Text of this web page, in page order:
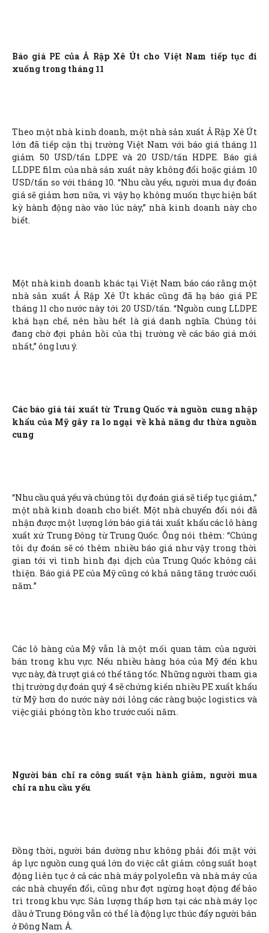
Báo giá PE của Ả Rập Xê Út cho Việt Nam tiếp tục đi
xuống trong tháng 11
Theo một nhà kinh doanh, một nhà sản xuất Ả Rập Xê Út
lớn đã tiếp cận thị trường Việt Nam với báo giá tháng 11
giảm 50 USD/tấn LDPE và 20 USD/tấn HDPE. Báo giá
LLDPE film của nhà sản xuất này không đổi hoặc giảm 10
USD/tấn so với tháng 10. “Nhu cầu yếu, người mua dự đoán
giá sẽ giảm hơn nữa, vì vậy họ không muốn thực hiện bất
kỳ hành động nào vào lúc này,” nhà kinh doanh này cho
biết.
Một nhà kinh doanh khác tại Việt Nam báo cáo rằng một
nhà sản xuất Ả Rập Xê Út khác cũng đã hạ báo giá PE
tháng 11 cho nước này tới 20 USD/tấn. “Nguồn cung LLDPE
khá hạn chế, nên hầu hết là giá danh nghĩa. Chúng tôi
đang chờ đợi phản hồi của thị trường về các báo giá mới
nhất,” ông lưu ý.
Các báo giá tái xuất từ Trung Quốc và nguồn cung nhập
khẩu của Mỹ gây ra lo ngại về khả năng dư thừa nguồn
cung
“Nhu cầu quá yếu và chúng tôi dự đoán giá sẽ tiếp tục giảm,”
một nhà kinh doanh cho biết. Một nhà chuyển đổi nói đã
nhận được một lượng lớn báo giá tái xuất khẩu các lô hàng
xuất xứ Trung Đông từ Trung Quốc. Ông nói thêm: “Chúng
tôi dự đoán sẽ có thêm nhiều báo giá như vậy trong thời
gian tới vì tình hình đại dịch của Trung Quốc không cải
thiện. Báo giá PE của Mỹ cũng có khả năng tăng trước cuối
năm.”
Các lô hàng của Mỹ vẫn là một mối quan tâm của người
bán trong khu vực. Nếu nhiều hàng hóa của Mỹ đến khu
vực này, đà trượt giá có thể tăng tốc. Những người tham gia
thị trường dự đoán quý 4 sẽ chứng kiến nhiều PE xuất khẩu
từ Mỹ hơn do nước này nới lỏng các ràng buộc logistics và
việc giải phóng tồn kho trước cuối năm.
Người bán chỉ ra công suất vận hành giảm, người mua
chỉ ra nhu cầu yếu
Đồng thời, người bán dường như không phải đối mặt với
áp lực nguồn cung quá lớn do việc cắt giảm công suất hoạt
động liên tục ở cả các nhà máy polyolefin và nhà máy của
các nhà chuyển đổi, cũng như đợt ngừng hoạt động để bảo
trì trong khu vực. Sản lượng thấp hơn tại các nhà máy lọc
dầu ở Trung Đông vẫn có thể là động lực thúc đẩy người bán
ở Đông Nam Á.